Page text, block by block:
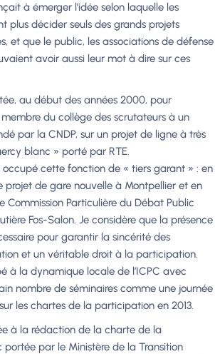
à émerger l’idée selon laquelle les
plus décider seuls des grands projets
et que le public, les associations de défense
avoir aussi leur mot à dire sur ces
au début des années 2000, pour
du collège des scrutateurs à un
par la CNDP, sur un projet de ligne à très
blanc » porté par RTE.
occupé cette fonction de « tiers garant » : en
projet de gare nouvelle à Montpellier et en
Commission Particulière du Débat Public
Fos-Salon. Je considère que la présence
pour garantir la sincérité des
et un véritable droit à la participation.
à la dynamique locale de l’ICPC avec
nombre de séminaires comme une journée
les chartes de la participation en 2013.
à la rédaction de la charte de la
par le Ministère de la Transition